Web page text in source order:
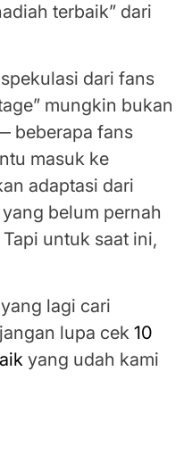
terbaik” dari
dari fans
mungkin bukan
beberapa fans
masuk ke
adaptasi dari
belum pernah
untuk saat ini,
lagi cari
lupa cek 10
yang udah kami